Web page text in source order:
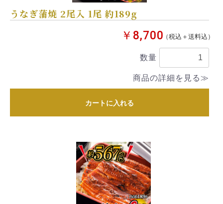
うなぎ蒲焼 2尾入 1尾 約189g
￥8,700（税込＋送料込）
数量
商品の詳細を見る≫
カートに入れる